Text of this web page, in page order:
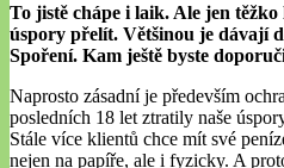
To jistě chápe i laik. Ale jen
úspory přelít. Většinou je dávají
Spoření. Kam ještě byste
Naprosto zásadní je především
posledních 18 let ztratily naše
Stále více klientů chce mít své
nejen na papíře, ale i fyzicky. A